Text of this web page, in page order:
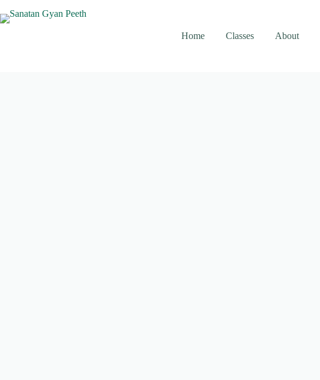
to
content
Home
Classes About